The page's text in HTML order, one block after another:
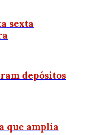
sexta
depósitos
que amplia